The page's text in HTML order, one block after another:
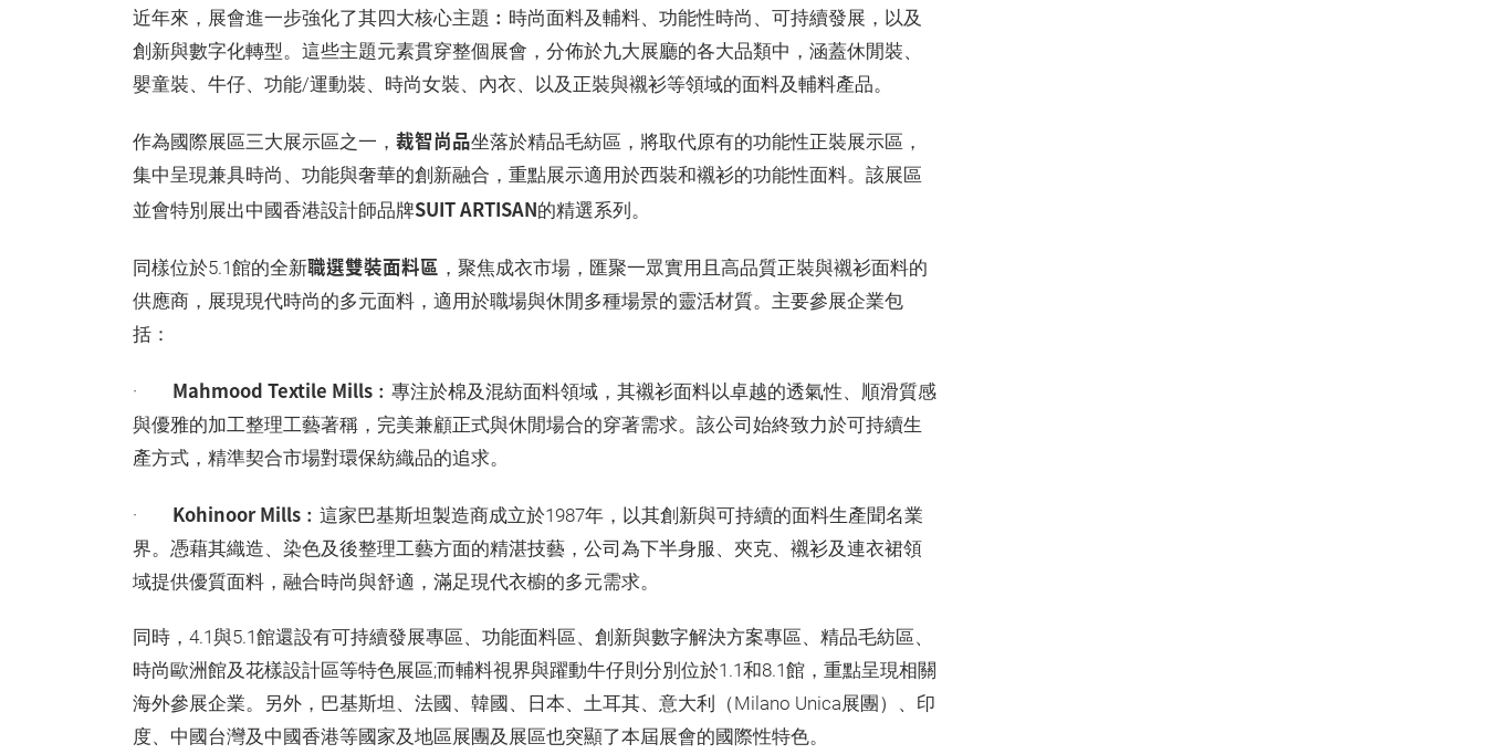
近年來，展會進一步強化了其四大核心主題︰時尚面料及輔料、功能性時尚、可持續發展，以及
創新與數字化轉型。這些主題元素貫穿整個展會，分佈於九大展廳的各大品類中，涵蓋休閒裝、
嬰童裝、牛仔、功能/運動裝、時尚女裝、內衣、以及正裝與襯衫等領域的面料及輔料產品。
作為國際展區三大展示區之一， 裁智尚品坐落於精品毛紡區，將取代原有的功能性正裝展示區，
集中呈現兼具時尚、功能與奢華的創新融合，重點展示適用於西裝和襯衫的功能性面料。該展區
並會特別展出中國香港設計師品牌SUIT ARTISAN的精選系列。
同樣位於5.1館的全新職選雙裝面料區 ，聚焦成衣市場，匯聚一眾實用且高品質正裝與襯衫面料的
供應商，展現現代時尚的多元面料，適用於職場與休閒多種場景的靈活材質。主要參展企業包
括：
· Mahmood Textile Mills ︰專注於棉及混紡面料領域，其襯衫面料以卓越的透氣性、順滑質感
與優雅的加工整理工藝著稱，完美兼顧正式與休閒場合的穿著需求。該公司始終致力於可持續生
產方式，精準契合市場對環保紡織品的追求。
· Kohinoor Mills ︰這家巴基斯坦製造商成立於1987年，以其創新與可持續的面料生產聞名業
界。憑藉其織造、染色及後整理工藝方面的精湛技藝，公司為下半身服、夾克、襯衫及連衣裙領
域提供優質面料，融合時尚與舒適，滿足現代衣櫥的多元需求。
同時，4.1與5.1館還設有可持續發展專區、功能面料區、創新與數字解決方案專區、精品毛紡區、
時尚歐洲館及花樣設計區等特色展區;而輔料視界與躍動牛仔則分別位於1.1和8.1館，重點呈現相關
海外參展企業。另外，巴基斯坦、法國、韓國、日本、土耳其、意大利（Milano Unica展團）、印
度、中國台灣及中國香港等國家及地區展團及展區也突顯了本屆展會的國際性特色。